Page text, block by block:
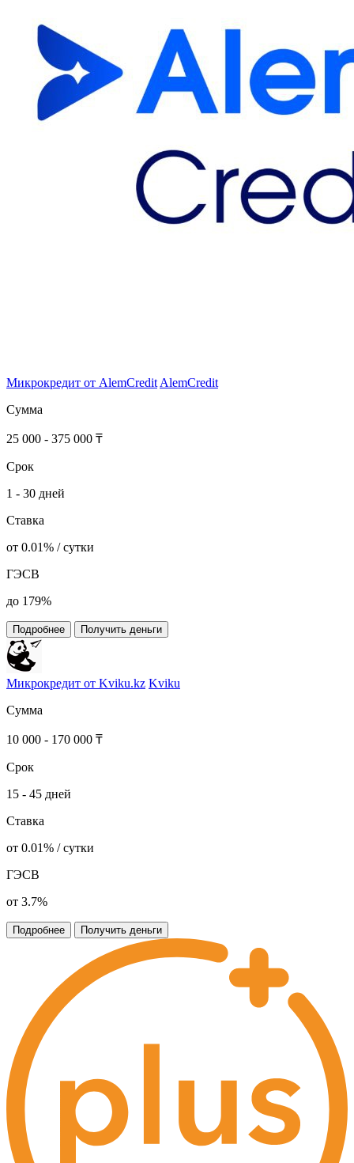
Микрокредит от AlemCredit AlemCredit
Сумма
25 000 - 375 000 ₸
Срок
1 - 30 дней
Ставка
от 0.01% / сутки
ГЭСВ
до 179%
Подробнее Получить деньги
Микрокредит от Kviku.kz Kviku
Сумма
10 000 - 170 000 ₸
Срок
15 - 45 дней
Ставка
от 0.01% / сутки
ГЭСВ
от 3.7%
Подробнее Получить деньги